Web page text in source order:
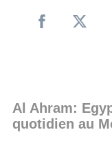
Al Ahram:
quotidien au